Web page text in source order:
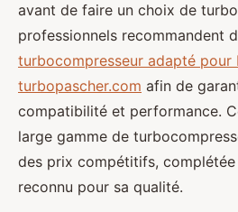
avant de faire un choix de
professionnels recommandent
turbocompresseur adapté pour
turbopascher.com afin de
compatibilité et performance.
large gamme de
des prix compétitifs,
reconnu pour sa qualité.